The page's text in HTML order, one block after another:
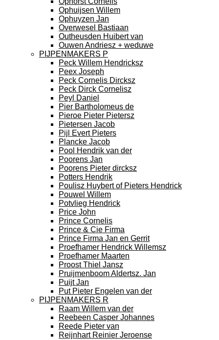
Ophuijsen Willem
Ophuyzen Jan
Overwesel Bastiaan
Outheusden Huibert van
Ouwen Andriesz + weduwe
PIJPENMAKERS P
Peck Willem Hendricksz
Peex Joseph
Peck Cornelis Dircksz
Peck Dirck Cornelisz
Peyl Daniel
Pier Bartholomeus de
Pieroe Pieter Pietersz
Pietersen Jacob
Pijl Evert Pieters
Plancke Jacob
Pool Hendrik van der
Poorens Jan
Poorens Pieter dircksz
Potters Hendrik
Poulisz Huybert of Pieters Hendrick
Pouwel Willem
Potvlieg Hendrick
Price John
Prince Cornelis
Prince & Cie Firma
Prince Firma Jan en Gerrit
Proefhamer Hendrick Willemsz
Proefhamer Maarten
Proost Thiel Jansz
Pruijmenboom Aldertsz. Jan
Puijt Jan
Put Pieter Engelen van der
PIJPENMAKERS R
Raam Willem van der
Reebeen Casper Johannes
Reede Pieter van
Reijnhart Reinier Jeroense